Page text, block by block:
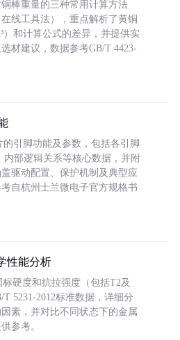
棒重量的三种常用计算方法
线工具法），重点解析了黄铜
）和计算公式的差异，并提供实
材建议，数据参考GB/T 4423-
的引脚功能及参数，包括各引脚
内部逻辑关系等核心数据，并附
驱动配置、保护机制及典型应
自杭州士兰微电子官方规格书
性能分析
硬度和抗拉强度（包括T2及
5231-2012标准数据，详细分
素，并对比不同状态下的金属
参考。